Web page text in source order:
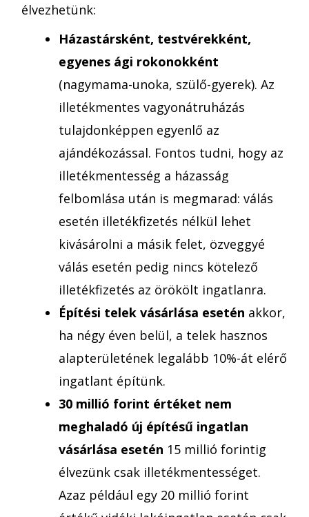
élvezhetünk:
Házastársként, testvérekként,
egyenes ági rokonokként
(nagymama-unoka, szülő-gyerek). Az
illetékmentes vagyonátruházás
tulajdonképpen egyenlő az
ajándékozással. Fontos tudni, hogy az
illetékmentesség a házasság
felbomlása után is megmarad: válás
esetén illetékfizetés nélkül lehet
kivásárolni a másik felet, özveggyé
válás esetén pedig nincs kötelező
illetékfizetés az örökölt ingatlanra.
Építési telek vásárlása esetén akkor,
ha négy éven belül, a telek hasznos
alapterületének legalább 10%-át elérő
ingatlant építünk.
30 millió forint értéket nem
meghaladó új építésű ingatlan
vásárlása esetén 15 millió forintig
élvezünk csak illetékmentességet.
Azaz például egy 20 millió forint